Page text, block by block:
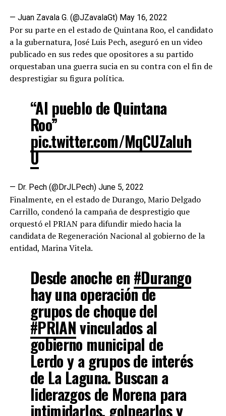
— Juan Zavala G. (@JZavalaGt) May 16, 2022
Por su parte en el estado de Quintana Roo, el candidato
a la gubernatura, José Luis Pech, aseguró en un video
publicado en sus redes que opositores a su partido
orquestaban una guerra sucia en su contra con el fin de
desprestigiar su figura política.
“Al pueblo de Quintana
Roo”
pic.twitter.com/MqCUZaluh
U
— Dr. Pech (@DrJLPech) June 5, 2022
Finalmente, en el estado de Durango, Mario Delgado
Carrillo, condenó la campaña de desprestigio que
orquestó el PRIAN para difundir miedo hacia la
candidata de Regeneración Nacional al gobierno de la
entidad, Marina Vitela.
Desde anoche en #Durango
hay una operación de
grupos de choque del
#PRIANvinculados al
gobierno municipal de
Lerdo y a grupos de interés
de La Laguna. Buscan a
liderazgos de Morena para
intimidarlos, golpearlos y